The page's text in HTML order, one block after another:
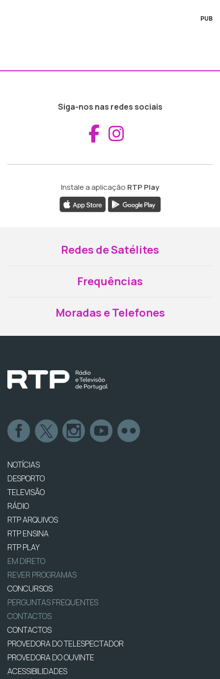
PUB
Siga-nos nas redes sociais
Aceder ao
Instale a aplicação RTP Play
Redes de Satélites
Frequências
Moradas e Telefones
NOTÍCIAS
DESPORTO
TELEVISÃO
RÁDIO
RTP ARQUIVOS
RTP ENSINA
RTP PLAY
EM DIRETO
REVER PROGRAMAS
CONCURSOS
PERGUNTAS FREQUENTES
CONTACTOS
CONTACTOS
PROVEDORA DO TELESPECTADOR
PROVEDORA DO OUVINTE
ACESSIBILIDADES